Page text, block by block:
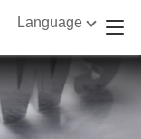
Language